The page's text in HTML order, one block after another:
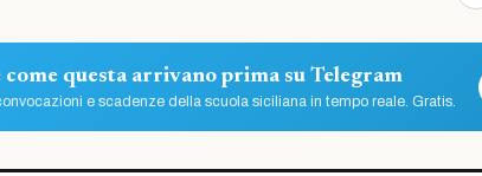
come questa arrivano prima su Telegram
e scadenze della scuola siciliana in tempo reale. Gratis.